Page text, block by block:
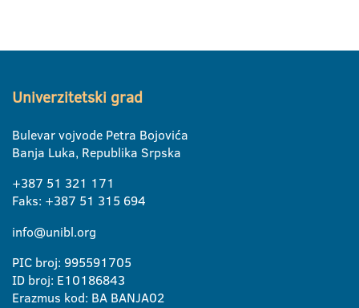
Univerzitetski grad
Bulevar vojvode Petra Bojovića
Banja Luka, Republika Srpska
+387 51 321 171
Faks: +387 51 315 694
info@unibl.org
PIC broj: 995591705
ID broj: E10186843
Erazmus kod: BA BANJA02